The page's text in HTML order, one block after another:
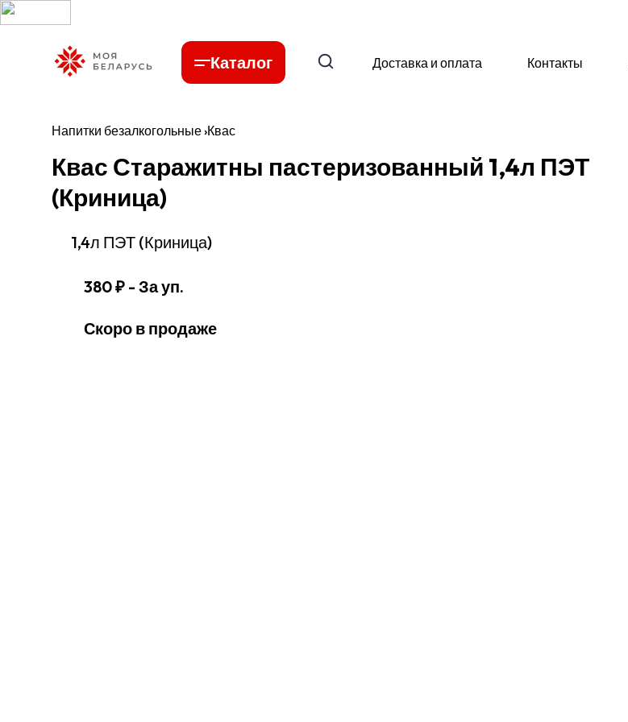
Каталог Доставка и оплата Контакты
Напитки безалкогольные›Квас
Квас Старажитны пастеризованный 1,4л ПЭТ
(Криница)
1,4л ПЭТ (Криница)
380 ₽ - За уп.
Скоро в продаже